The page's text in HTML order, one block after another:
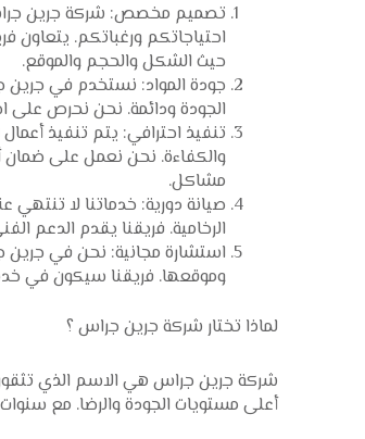
تصميم مخصص: شركة جرين
احتياجاتكم ورغباتكم. يتعاون
حيث الشكل والحجم والموقع.
جودة المواد: نستخدم في جرين
الجودة ودائمة. نحن نحرص على
تنفيذ احترافي: يتم تنفيذ
والكفاءة. نحن نعمل على ضمان
مشاكل.
صيانة دورية: خدماتنا لا تنتهي
الرخامية. فريقنا يقدم الدعم
استشارة مجانية: نحن في جرين
وموقعها. فريقنا سيكون في
لماذا تختار شركة جرين جراس ؟
شركة جرين جراس هي الاسم الذي تثقون
أعلى مستويات الجودة والرضا. مع